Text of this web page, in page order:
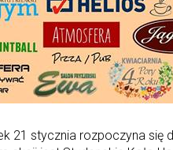
21 stycznia rozpoczyna się